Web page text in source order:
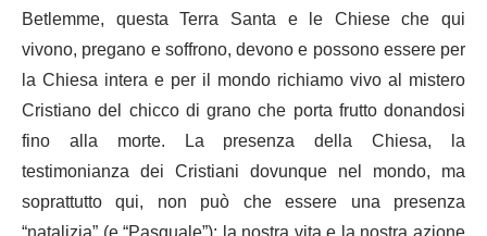
Betlemme, questa Terra Santa e le Chiese che qui
vivono, pregano e soffrono, devono e possono essere per
la Chiesa intera e per il mondo richiamo vivo al mistero
Cristiano del chicco di grano che porta frutto donandosi
fino alla morte. La presenza della Chiesa, la
testimonianza dei Cristiani dovunque nel mondo, ma
soprattutto qui, non può che essere una presenza